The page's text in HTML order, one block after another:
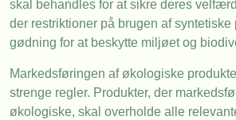
skal behandles for at sikre deres
der restriktioner på brugen af syntetiske
gødning for at beskytte miljøet og
Markedsføringen af økologiske
strenge regler. Produkter, der
økologiske, skal overholde alle